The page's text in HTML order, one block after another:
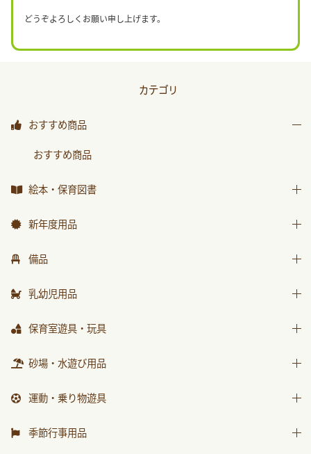
どうぞよろしくお願い申し上げます。
カテゴリ
おすすめ商品
おすすめ商品
絵本・保育図書
絵本
月刊絵本 バックナンバー
おはなしチャイルド
ﾁｬｲﾙﾄﾞﾌﾞｯｸ ｱｯﾌﾟﾙ傑作選
もこちゃんチャイルド
新年度用品
出席帳・シール
ワーク
画帳・おもいで
各種用紙・証書
備品
椅子
収納用品
環境備品
乳幼児用品
乳幼児備品
保育室遊具・玩具
ままごと
知育玩具
砂場・水遊び用品
砂場用品
運動・乗り物遊具
運動遊具
季節行事用品